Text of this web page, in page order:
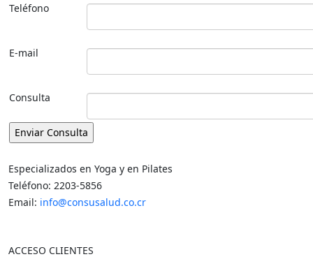
Teléfono
E-mail
Consulta
Especializados en Yoga y en Pilates
Teléfono: 2203-5856
Email: info@consusalud.co.cr
ACCESO CLIENTES